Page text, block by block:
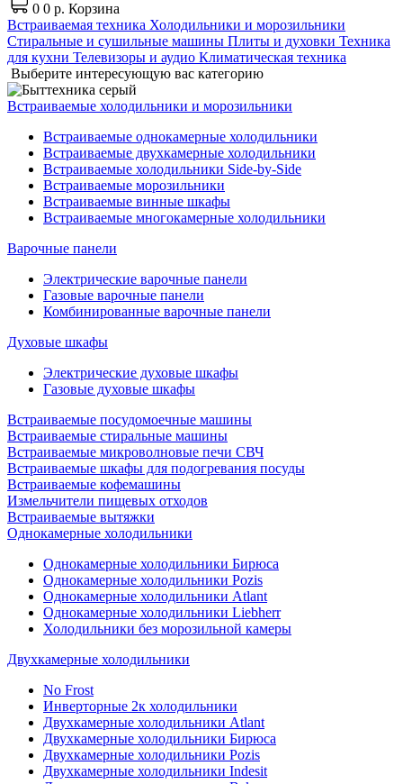
0 0 р. Корзина
Встраиваемая техника Холодильники и морозильники
Стиральные и сушильные машины Плиты и духовки Техника
для кухни Телевизоры и аудио Климатическая техника
Выберите интересующую вас категорию
Встраиваемые холодильники и морозильники
Встраиваемые однокамерные холодильники
Встраиваемые двухкамерные холодильники
Встраиваемые холодильники Side-by-Side
Встраиваемые морозильники
Встраиваемые винные шкафы
Встраиваемые многокамерные холодильники
Варочные панели
Электрические варочные панели
Газовые варочные панели
Комбинированные варочные панели
Духовые шкафы
Электрические духовые шкафы
Газовые духовые шкафы
Встраиваемые посудомоечные машины
Встраиваемые стиральные машины
Встраиваемые микроволновые печи СВЧ
Встраиваемые шкафы для подогревания посуды
Встраиваемые кофемашины
Измельчители пищевых отходов
Встраиваемые вытяжки
Однокамерные холодильники
Однокамерные холодильники Бирюса
Однокамерные холодильники Pozis
Однокамерные холодильники Atlant
Однокамерные холодильники Liebherr
Холодильники без морозильной камеры
Двухкамерные холодильники
No Frost
Инверторные 2к холодильники
Двухкамерные холодильники Atlant
Двухкамерные холодильники Бирюса
Двухкамерные холодильники Pozis
Двухкамерные холодильники Indesit